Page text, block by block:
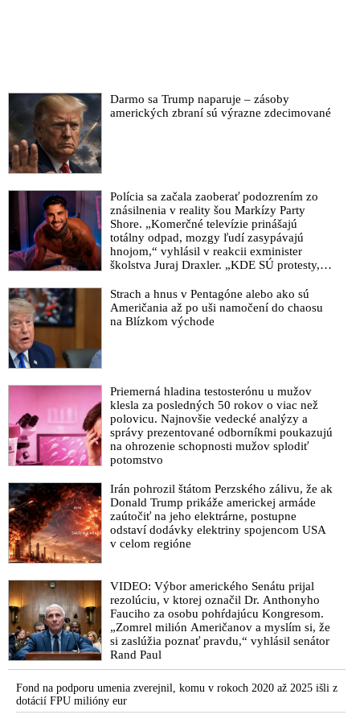
Darmo sa Trump naparuje – zásoby
amerických zbraní sú výrazne zdecimované
Polícia sa začala zaoberať podozrením zo
znásilnenia v reality šou Markízy Party
Shore. „Komerčné televízie prinášajú
totálny odpad, mozgy ľudí zasypávajú
hnojom,“ vyhlásil v reakcii exminister
školstva Juraj Draxler. „KDE SÚ protesty,
pracovníkov?“ spýtal sa
Strach a hnus v Pentagóne alebo ako sú
Američania až po uši namočení do chaosu
na Blízkom východe
Priemerná hladina testosterónu u mužov
klesla za posledných 50 rokov o viac než
polovicu. Najnovšie vedecké analýzy a
správy prezentované odborníkmi poukazujú
na ohrozenie schopnosti mužov splodiť
potomstvo
Irán pohrozil štátom Perzského zálivu, že ak
Donald Trump prikáže americkej armáde
zaútočiť na jeho elektrárne, postupne
odstaví dodávky elektriny spojencom USA
v celom regióne
VIDEO: Výbor amerického Senátu prijal
rezolúciu, v ktorej označil Dr. Anthonyho
Fauciho za osobu pohŕdajúcu Kongresom.
„Zomrel milión Američanov a myslím si, že
si zaslúžia poznať pravdu,“ vyhlásil senátor
Rand Paul
Fond na podporu umenia zverejnil, komu v rokoch 2020 až 2025 išli z
dotácií FPU milióny eur